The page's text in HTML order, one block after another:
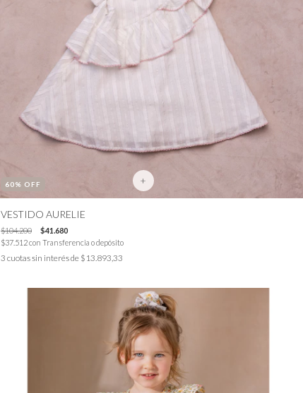
60% OFF +
VESTIDO AURELIE
$104.200
$41.680
$37.512con Transferencia o depósito
3 cuotas sin interés de $13.893,33